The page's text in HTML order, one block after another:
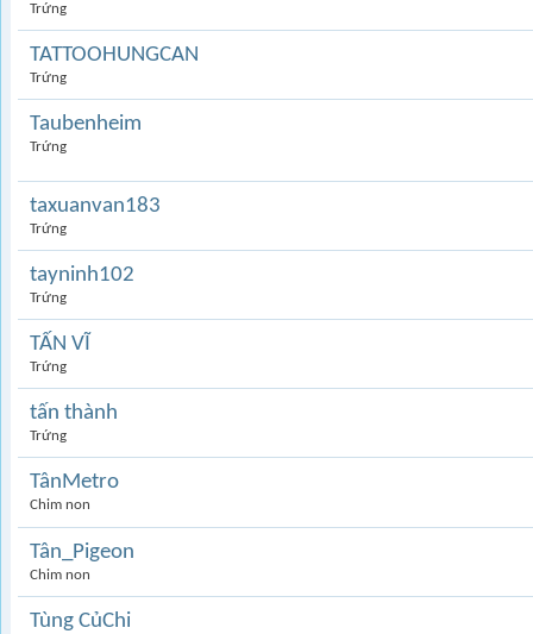
Trứng
TATTOOHUNGCAN
Trứng
Taubenheim
Trứng
taxuanvan183
Trứng
tayninh102
Trứng
TẤN VĨ
Trứng
tấn thành
Trứng
TânMetro
Chim non
Tân_Pigeon
Chim non
Tùng CủChi